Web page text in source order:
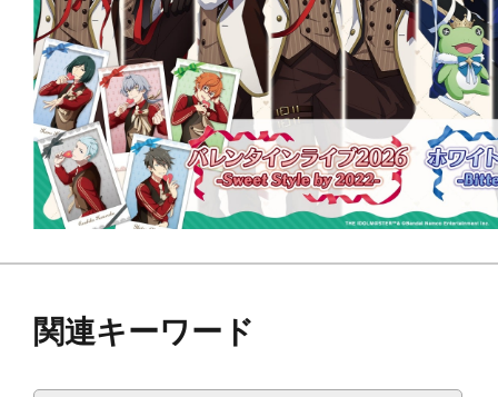
関連キーワード